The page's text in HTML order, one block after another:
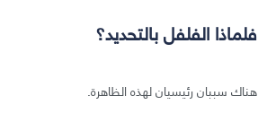
فلماذا الفلفل بالتحديد؟
هناك سببان رئيسيان لهذه الظاهرة.